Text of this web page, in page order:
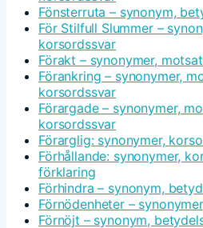
Fönsterruta – synonym,
För Stilfull Slummer –
korsordssvar
Förakt – synonymer,
Förankring – synonymer,
korsordssvar
Förargade – synonymer,
korsordssvar
Förarglig: synonymer,
Förhållande: synonymer,
förklaring
Förhindra – synonym,
Förnödenheter –
Förnöjt – synonym,